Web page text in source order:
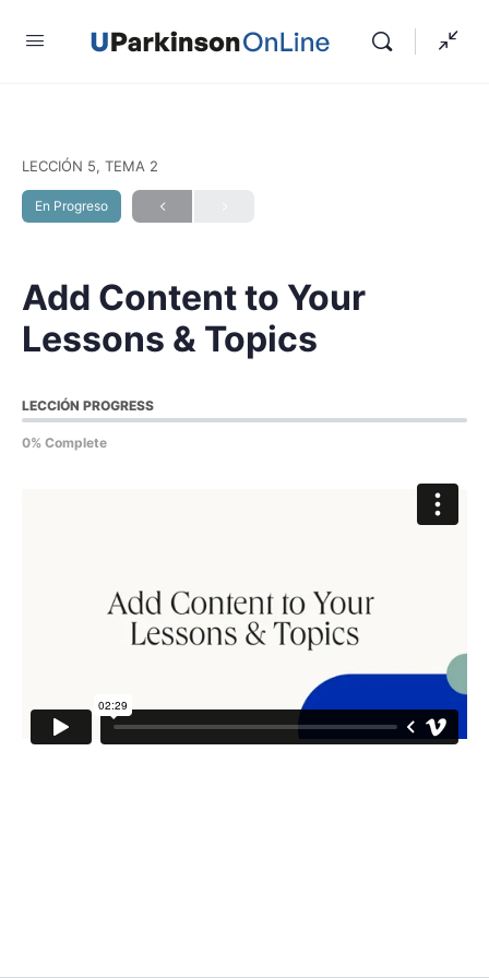
LECCIÓN 5, TEMA 2
En Progreso
Add Content to Your
Lessons & Topics
LECCIÓN PROGRESS
0% Complete